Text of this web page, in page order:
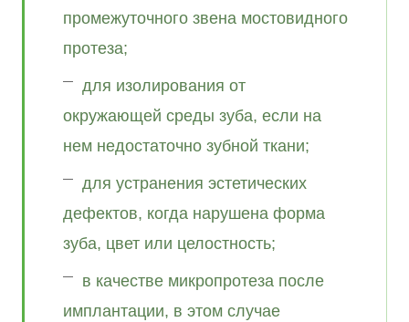
промежуточного звена мостовидного
протеза;
для изолирования от
окружающей среды зуба, если на
нем недостаточно зубной ткани;
для устранения эстетических
дефектов, когда нарушена форма
зуба, цвет или целостность;
в качестве микропротеза после
имплантации, в этом случае